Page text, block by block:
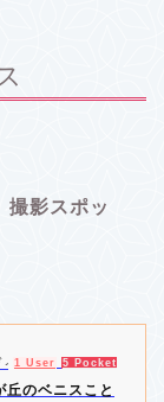
撮影スポッ
ア
1 User 5 Pockets
丘のベニスこと